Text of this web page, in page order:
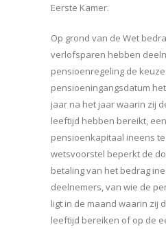
Eerste Kamer.
Op grond van de Wet
verlofsparen hebben
pensioenregeling de
pensioeningangsdatum
jaar na het jaar waarin zij
leeftijd hebben bereikt,
pensioenkapitaal ineens
wetsvoorstel beperkt de
betaling van het bedrag
deelnemers, van wie de
ligt in de maand waarin zij
leeftijd bereiken of op de